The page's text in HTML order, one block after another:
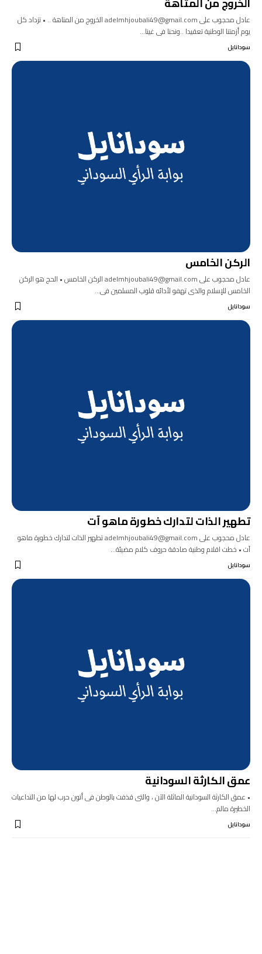
عادل محجوب على adelmhjoubali49@gmail.com الخروج من المتاهة .. • تزداد كل
يوم أزمتنا الوطنية تعقيدا ..ونحنا فى غينا…
سودانايل
الركن الخامس
عادل محجوب على adelmhjoubali49@gmail.com الركن الخامس • الحج هو الركن
الخامس للإسلام والذى تهفو لأدائه قلوب المسلمين فى…
سودانايل
تطهير الذات لتدارك خطورة ماهو آت
عادل محجوب على adelmhjoubali49@gmail.com تطهير الذات لتدارك خطورة ماهو
آت • خطت اقلام وطنية صادقة حروف كلام مضيئة…
سودانايل
عمق الكارثة السودانية
• عمق الكارثة السودانية الماثلة الآن ، والتى قذفت بالوطن فى أتون حرب لها من التداعيات
الخطيرة مالم…
سودانايل